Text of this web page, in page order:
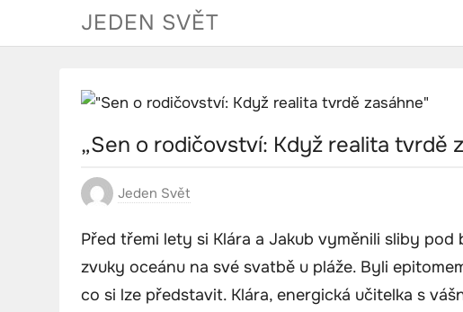
JEDEN SVĚT
„Sen o rodičovství: Když realita tvrdě
Jeden Svět
Před třemi lety si Klára a Jakub vyměnili sliby
zvuky oceánu na své svatbě u pláže. Byli
co si lze představit. Klára, energická učitelka s